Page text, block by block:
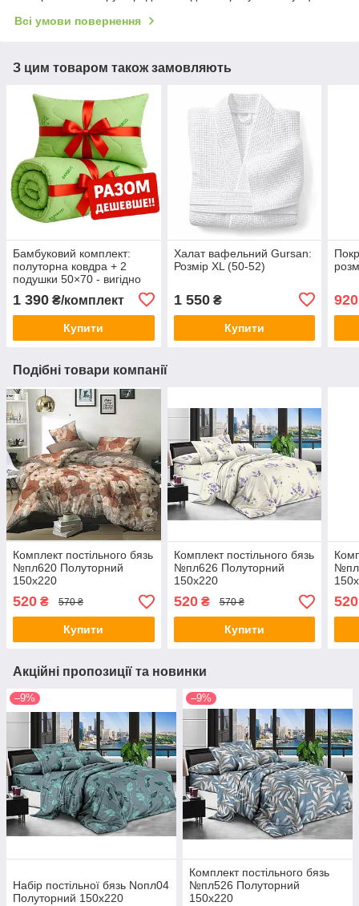
Всі умови повернення
З цим товаром також замовляють
Бамбуковий комплект:
полуторна ковдра + 2
подушки 50×70 - вигідно
1 390 ₴/комплект
Купити
Халат вафельний Gursan:
Розмір XL (50-52)
1 550₴
Купити
920
Подібні товари компанії
Комплект постільного бязь
№пл620 Полуторний
150х220
520 ₴ 570 ₴
Купити
Комплект постільного бязь
№пл626 Полуторний
150х220
520₴ 570 ₴
Купити
520
Акційні пропозиції та новинки
–9%
Набір постільної бязь Noпл04
Полуторний 150х220
–9%
Комплект постільного бязь
№пл526 Полуторний
150х220